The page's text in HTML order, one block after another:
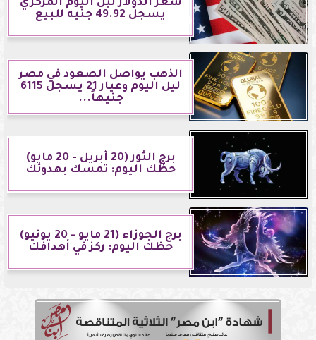
سعر الدولار ليل اليوم المركزي
يسجل 49.92 جنيه للبيع
الذهب يواصل الصعود في مصر
ليل اليوم وعيار 21 يسجل 6115
جنيهاً...
برج الثور (20 أبريل - 20 مايو)
حظك اليوم: تمسك بهدوئك
برج الجوزاء (21 مايو - 20 يونيو)
حظك اليوم: ركز في أهدافك